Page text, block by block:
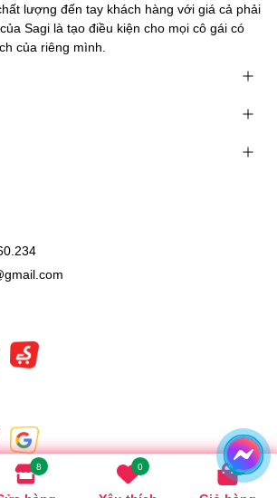
8 0 0
lượng đến tay khách hàng với giá cả phải
Sagi là tạo điều kiện cho mọi cô gái có
của riêng mình.